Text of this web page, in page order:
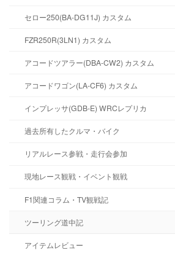
セロー250(BA-DG11J) カスタム
FZR250R(3LN1) カスタム
アコードツアラー(DBA-CW2) カスタム
アコードワゴン(LA-CF6) カスタム
インプレッサ(GDB-E) WRCレプリカ
過去所有したクルマ・バイク
リアルレース参戦・走行会参加
現地レース観戦・イベント観戦
F1関連コラム・TV観戦記
ツーリング道中記
アイテムレビュー